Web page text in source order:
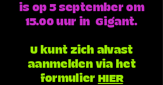
is op 5 september om
15.00 uur in Gigant.
U kunt zich alvast
aanmelden via het
formulier HIER